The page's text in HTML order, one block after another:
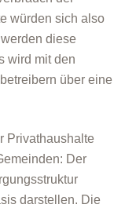
würden sich also
diese
wird mit den
über eine
Privathaushalte
Der
darstellen. Die